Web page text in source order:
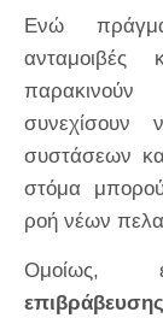
Ενώ
συνεχίσουν
συστάσεων
στόμα
ροή νέων
Ομοίως,